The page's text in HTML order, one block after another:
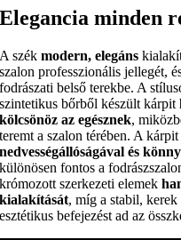
Elegancia minden
A székmodern, elegáns
szalon professzionális jellegét,
fodrászati belső terekbe. A
szintetikus bőrből készült kárpit
kölcsönöz az egésznek,
teremt a szalon térében. A
nedvességállóságával és
különösen fontos a
krómozott szerkezeti elemek
kialakítását, míg a stabil,
esztétikus befejezést ad az